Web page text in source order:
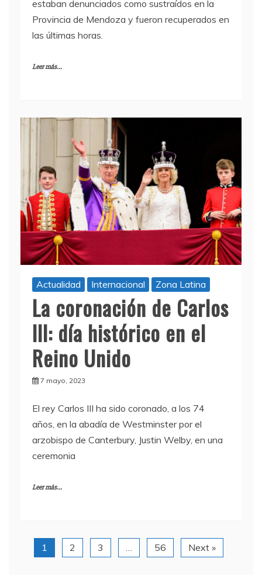
estaban denunciados como sustraídos en la
Provincia de Mendoza y fueron recuperados en
las últimas horas.
Leer más...
Actualidad Internacional Zona Latina
La coronación de Carlos
III: día histórico en el
Reino Unido
7 mayo, 2023
El rey Carlos III ha sido coronado, a los 74
años, en la abadía de Westminster por el
arzobispo de Canterbury, Justin Welby, en una
ceremonia
Leer más...
1 2 3 56 Next »